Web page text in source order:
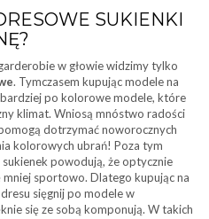
SUKIENKI
w głowie widzimy tylko
. Tymczasem kupując modele na
po kolorowe modele, które
klimat. Wniosą mnóstwo radości
dotrzymać noworocznych
kolorowych ubrań! Poza tym
powodują, że optycznie
mniej sportowo. Dlatego kupując na
sięgnij po modele w
się ze sobą komponują. W takich